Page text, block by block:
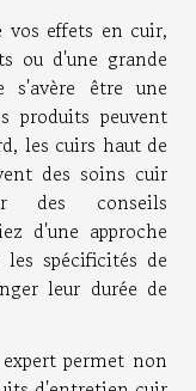
vos effets en cuir,
ou d'une grande
s'avère être une
produits peuvent
les cuirs haut de
des soins cuir
des conseils
d'une approche
spécificités de
leur durée de
permet non